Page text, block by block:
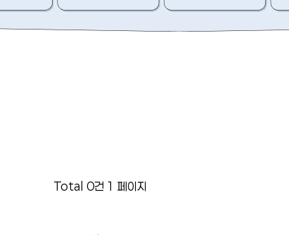
Total 0건 1 페이지